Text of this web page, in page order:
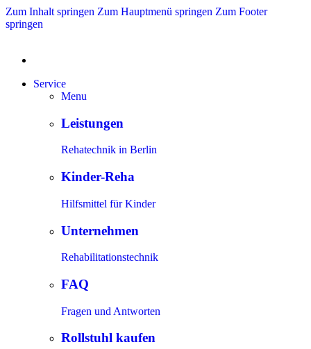
Zum Inhalt springen Zum Hauptmenü springen Zum Footer
springen
Service
Menu
Leistungen
Rehatechnik in Berlin
Kinder-Reha
Hilfsmittel für Kinder
Unternehmen
Rehabilitationstechnik
FAQ
Fragen und Antworten
Rollstuhl kaufen